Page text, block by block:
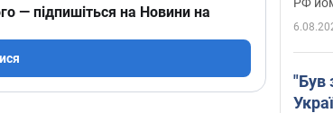
— підпишіться на Новини на
"Був